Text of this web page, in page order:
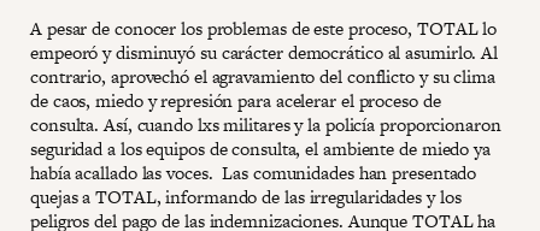
A pesar de conocer los problemas de este proceso, TOTAL lo
empeoró y disminuyó su carácter democrático al asumirlo. Al
contrario, aprovechó el agravamiento del conflicto y su clima
de caos, miedo y represión para acelerar el proceso de
consulta. Así, cuando lxs militares y la policía proporcionaron
seguridad a los equipos de consulta, el ambiente de miedo ya
había acallado las voces. Las comunidades han presentado
quejas a TOTAL, informando de las irregularidades y los
peligros del pago de las indemnizaciones. Aunque TOTAL ha